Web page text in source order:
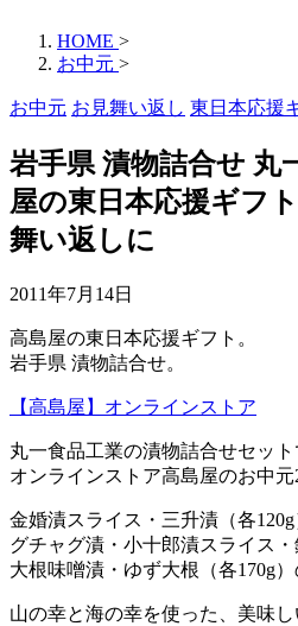
HOME >
お中元 >
お中元 お見舞い返し 東日本応援
岩手県 漬物詰合せ 丸
屋の東日本応援ギフ
舞い返しに
2011年7月14日
高島屋の東日本応援ギフト。
岩手県 漬物詰合せ。
【高島屋】オンラインストア
丸一食品工業の漬物詰合せセット
オンラインストア高島屋のお中元
金婚漬スライス・三升漬（各
グチャグ漬・小十郎漬スライス・
大根味噌漬・ゆず大根（各170g）
山の幸と海の幸を使った、美味し